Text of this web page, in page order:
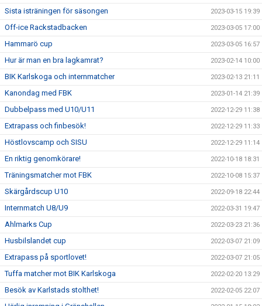
Sista isträningen för säsongen 2023-03-15 19:39
Off-ice Rackstadbacken 2023-03-05 17:00
Hammarö cup 2023-03-05 16:57
Hur är man en bra lagkamrat? 2023-02-14 10:00
BIK Karlskoga och internmatcher 2023-02-13 21:11
Kanondag med FBK 2023-01-14 21:39
Dubbelpass med U10/U11 2022-12-29 11:38
Extrapass och finbesök! 2022-12-29 11:33
Höstlovscamp och SISU 2022-12-29 11:14
En riktig genomkörare! 2022-10-18 18:31
Träningsmatcher mot FBK 2022-10-08 15:37
Skärgårdscup U10 2022-09-18 22:44
Internmatch U8/U9 2022-03-31 19:47
Ahlmarks Cup 2022-03-23 21:36
Husbilslandet cup 2022-03-07 21:09
Extrapass på sportlovet! 2022-03-07 21:05
Tuffa matcher mot BIK Karlskoga 2022-02-20 13:29
Besök av Karlstads stolthet! 2022-02-05 22:07